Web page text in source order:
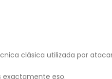
clásica utilizada por
exactamente eso.